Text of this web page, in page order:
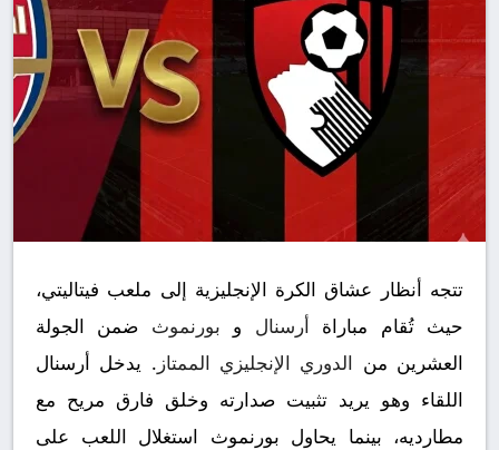
تتجه أنظار عشاق الكرة الإنجليزية إلى ملعب فيتاليتي،
حيث تُقام مباراة أرسنال و بورنموث ضمن الجولة
العشرين من الدوري الإنجليزي الممتاز . يدخل أرسنال
اللقاء وهو يريد تثبيت صدارته وخلق فارق مريح مع
مطارديه، بينما يحاول بورنموث استغلال اللعب على